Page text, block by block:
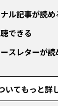
ル記事が読め
できる
スレターが読
いてもっと詳